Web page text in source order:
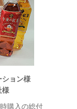
ション様
様
購入の総付